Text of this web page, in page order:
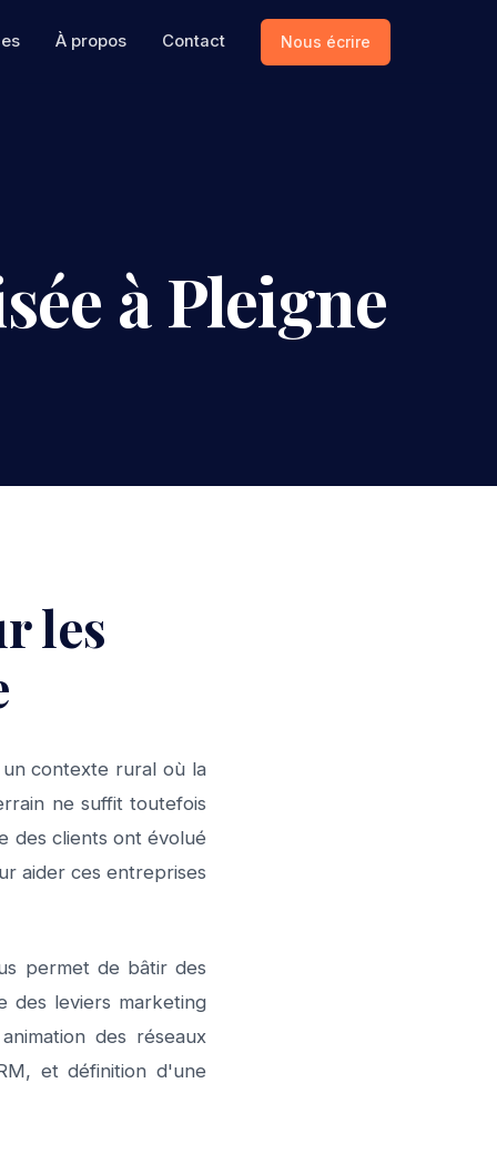
À propos Contact Nous écrire
à Pleigne
les
contexte rural où la
ne suffit toutefois
des clients ont évolué
aider ces entreprises
permet de bâtir des
des leviers marketing
des réseaux
et définition d'une